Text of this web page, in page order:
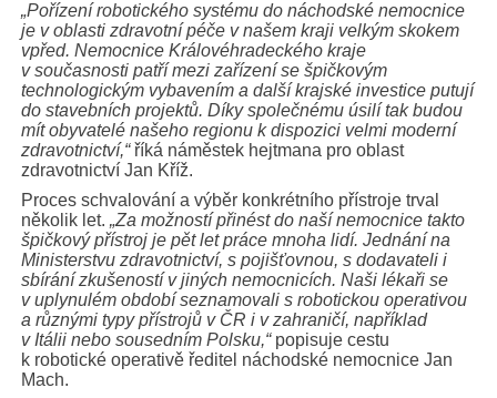
„Pořízení robotického systému do náchodské nemocnice
je v oblasti zdravotní péče v našem kraji velkým skokem
vpřed. Nemocnice Královéhradeckého kraje
v současnosti patří mezi zařízení se špičkovým
technologickým vybavením a další krajské investice putují
do stavebních projektů. Díky společnému úsilí tak budou
mít obyvatelé našeho regionu k dispozici velmi moderní
zdravotnictví,“ říká náměstek hejtmana pro oblast
zdravotnictví Jan Kříž.
Proces schvalování a výběr konkrétního přístroje trval
několik let. „Za možností přinést do naší nemocnice takto
špičkový přístroj je pět let práce mnoha lidí. Jednání na
Ministerstvu zdravotnictví, s pojišťovnou, s dodavateli i
sbírání zkušeností v jiných nemocnicích. Naši lékaři se
v uplynulém období seznamovali s robotickou operativou
a různými typy přístrojů v ČR i v zahraničí, například
v Itálii nebo sousedním Polsku,“ popisuje cestu
k robotické operativě ředitel náchodské nemocnice Jan
Mach.